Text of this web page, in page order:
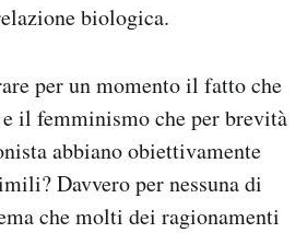
biologica.
per un momento il fatto che
il femminismo che per brevità
abbiano obiettivamente
Davvero per nessuna di
che molti dei ragionamenti